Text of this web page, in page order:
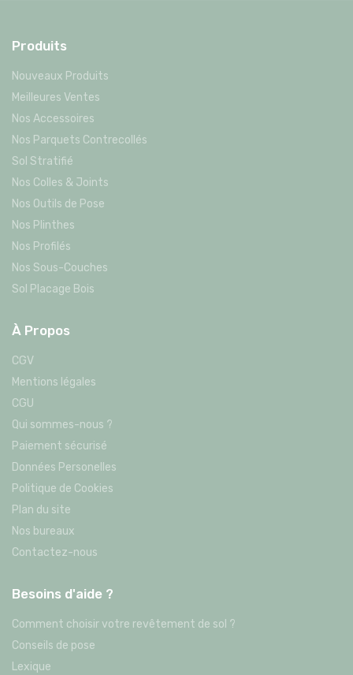
Produits
Nouveaux Produits
Meilleures Ventes
Nos Accessoires
Nos Parquets Contrecollés
Sol Stratifié
Nos Colles & Joints
Nos Outils de Pose
Nos Plinthes
Nos Profilés
Nos Sous-Couches
Sol Placage Bois
À Propos
CGV
Mentions légales
CGU
Qui sommes-nous ?
Paiement sécurisé
Données Personelles
Politique de Cookies
Plan du site
Nos bureaux
Contactez-nous
Besoins d'aide ?
Comment choisir votre revêtement de sol ?
Conseils de pose
Lexique